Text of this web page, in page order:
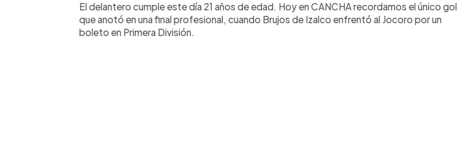
El delantero cumple este día 21 años de edad. Hoy en CANCHA recordamos el único gol
que anotó en una final profesional, cuando Brujos de Izalco enfrentó al Jocoro por un
boleto en Primera División.